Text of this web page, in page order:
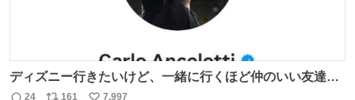
ディズニー行きたいけど、一緒に行くほど仲のいい友達が
居ない… ほんでこれ
24 161
7,997